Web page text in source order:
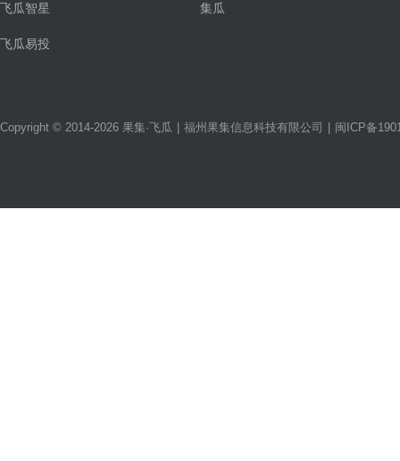
飞瓜智星
飞瓜易投
集瓜
Copyright © 2014-2026 果集·飞瓜 福州果集信息科技有限公司 闽ICP备